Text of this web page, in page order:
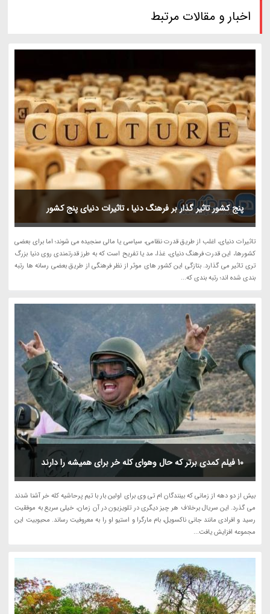
اخبار و مقالات مرتبط
پنج کشور تاثیر گذار بر فرهنگ دنیا ، تاثیرات دنیای پنج کشور
تاثیرات دنیای، اغلب از طریق قدرت نظامی، سیاسی یا مالی سنجیده می شوند؛ اما برای بعضی
کشورها، این قدرت فرهنگ دنیای، غذا، مد یا تفریح است که به طرز قدرتمندی روی دنیا بزرگ
تری تاثیر می گذارد. بتازگی این کشور های موثر از نظر فرهنگی از طریق بعضی رسانه ها رتبه
بندی شده اند؛ رتبه بندی که...
10 فیلم کمدی برتر که حال وهوای کله خر برای همیشه را دارند
بیش از دو دهه از زمانی که بینندگان ام تی وی برای اولین بار با تیم پرحاشیه کله خر آشنا شدند
می گذرد. این سریال برخلاف هر چیز دیگری در تلویزیون در آن زمان، خیلی سریع به موفقیت
رسید و افرادی مانند جانی ناکسویل، بام مارگرا و استیو او را به معروفیت رساند. محبوبیت این
مجموعه افزایش یافت...